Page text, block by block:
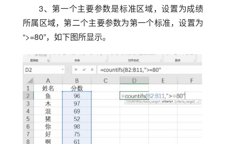
3、第一个主要参数是标准区域，设置为成绩
所属区域，第二个主要参数为第一个标准，设置为
“>=80”，如下图所显示。